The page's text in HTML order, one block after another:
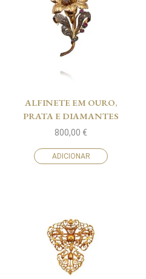
ALFINETE EM OURO,
PRATA E DIAMANTES
800,00 €
ADICIONAR